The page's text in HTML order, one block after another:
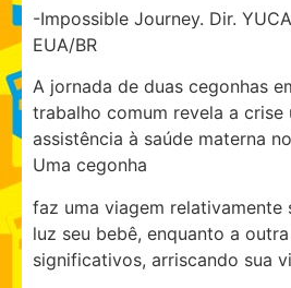
-Impossible Journey. Dir.
EUA/BR
A jornada de duas cegonhas
trabalho comum revela a crise
assistência à saúde materna
Uma cegonha
faz uma viagem relativamente
luz seu bebê, enquanto a
significativos, arriscando sua